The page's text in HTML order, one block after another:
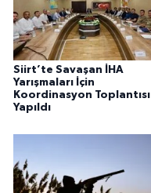
Siirt’te Savaşan İHA
Yarışmaları İçin
Koordinasyon Toplantısı
Yapıldı